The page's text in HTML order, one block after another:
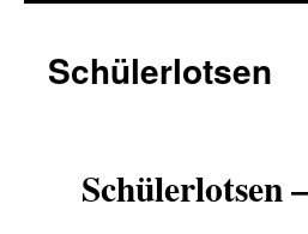
Schülerlotsen
Schülerlotsen